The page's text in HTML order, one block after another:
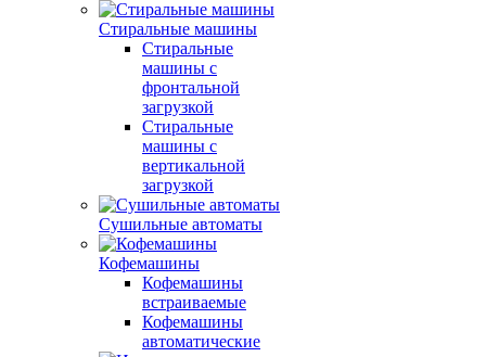
Стиральные машины
Стиральные
машины с
фронтальной
загрузкой
Стиральные
машины с
вертикальной
загрузкой
Сушильные автоматы
Кофемашины
Кофемашины
встраиваемые
Кофемашины
автоматические